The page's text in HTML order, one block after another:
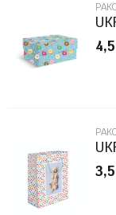
Poruka
POŠALJI